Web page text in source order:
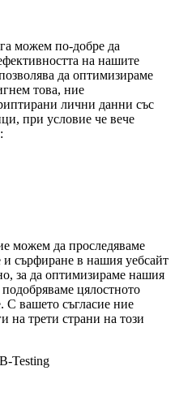
можем по-добре да
на нашите
да оптимизираме
това, ние
лични данни със
при условие че вече
можем да проследяваме
сърфиране в нашия уебсайт
за да оптимизираме нашия
цялостното
С вашето съгласие ние
на трети страни на този
Testing